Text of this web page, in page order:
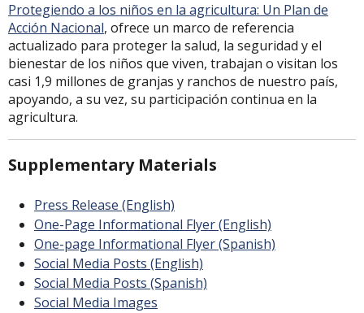
Protegiendo a los niños en la agricultura: Un Plan de
Acción Nacional, ofrece un marco de referencia
actualizado para proteger la salud, la seguridad y el
bienestar de los niños que viven, trabajan o visitan los
casi 1,9 millones de granjas y ranchos de nuestro país,
apoyando, a su vez, su participación continua en la
agricultura.
Supplementary Materials
Press Release (English)
One-Page Informational Flyer (English)
One-page Informational Flyer (Spanish)
Social Media Posts (English)
Social Media Posts (Spanish)
Social Media Images